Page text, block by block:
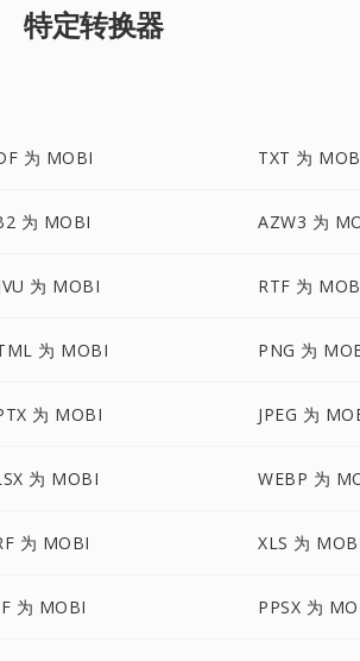
特定转换器
为 MOBI TXT 为
为 MOBI AZW3 为
为 MOBI RTF 为
为 MOBI PNG 为
为 MOBI JPEG 为
为 MOBI WEBP 为
为 MOBI XLS 为
为 MOBI PPSX 为